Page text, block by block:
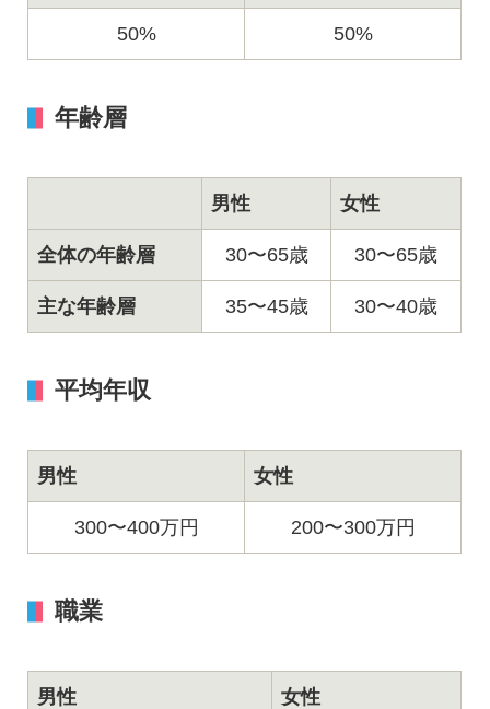
50% 50%
年齢層
男性 女性
全体の年齢層 30〜65歳 30〜65歳
主な年齢層 35〜45歳 30〜40歳
平均年収
男性 女性
300〜400万円 200〜300万円
職業
男性 女性